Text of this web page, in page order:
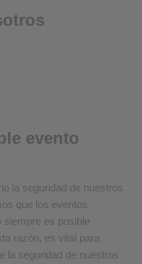
evento
la seguridad de nuestros
que los eventos
siempre es posible
razón, es vital para
la seguridad de nuestros